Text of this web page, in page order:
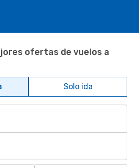
ofertas de vuelos a
Solo ida